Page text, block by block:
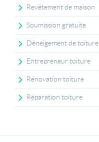
Revêtement de maison
Soumission gratuite
Déneigement de toiture
Entrepreneur toiture
Rénovation toiture
Réparation toiture